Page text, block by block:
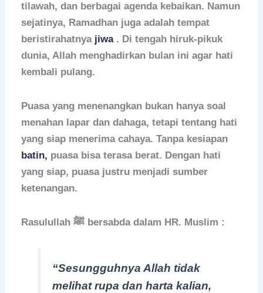
tilawah, dan berbagai agenda kebaikan. Namun
sejatinya, Ramadhan juga adalah tempat
beristirahatnya jiwa. Di tengah hiruk-pikuk
dunia, Allah menghadirkan bulan ini agar hati
kembali pulang.
Puasa yang menenangkan bukan hanya soal
menahan lapar dan dahaga, tetapi tentang hati
yang siap menerima cahaya. Tanpa kesiapan
batin, puasa bisa terasa berat. Dengan hati
yang siap, puasa justru menjadi sumber
ketenangan.
Rasulullah ﷺ bersabda dalam HR. Muslim :
“Sesungguhnya Allah tidak
melihat rupa dan harta kalian,